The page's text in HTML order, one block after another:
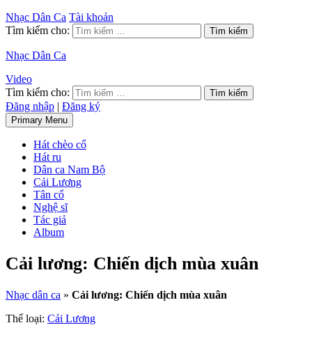
Nhạc Dân Ca Tài khoản
Tìm kiếm cho:
Nhạc Dân Ca
Video
Tìm kiếm cho:
Đăng nhập | Đăng ký
Primary Menu
Hát chèo cổ
Hát ru
Dân ca Nam Bộ
Cải Lương
Tân cổ
Nghệ sĩ
Tác giả
Album
Cải lương: Chiến dịch mùa xuân
Nhạc dân ca » Cải lương: Chiến dịch mùa xuân
Thể loại: Cải Lương